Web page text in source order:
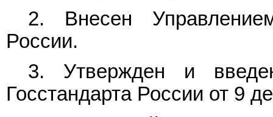
2. Внесен
России.
3. Утвержден и
Госстандарта России от 9